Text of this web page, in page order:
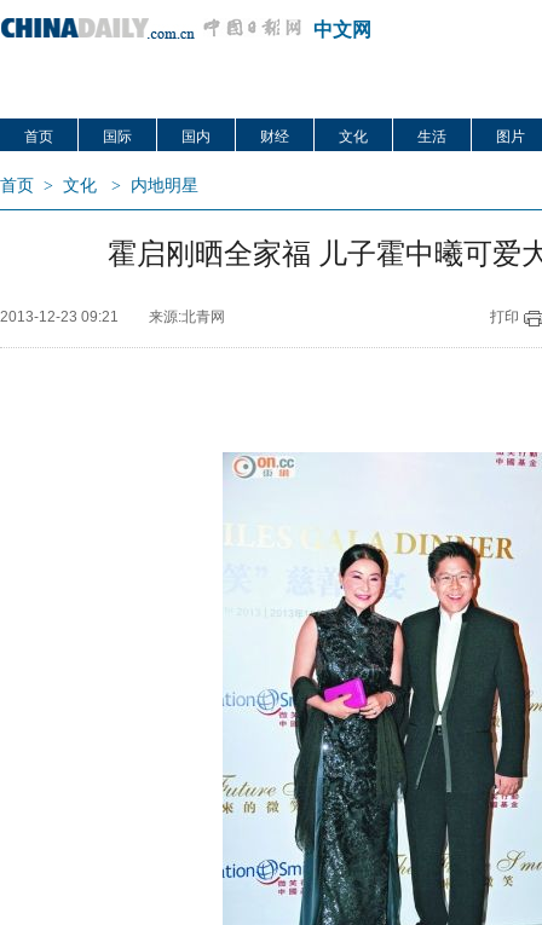
中文网
首页 国际 国内 财经 文化 生活 图片
首页 > 文化 > 内地明星
霍启刚晒全家福 儿子霍中曦可爱
2013-12-23 09:21 来源:北青网 打印